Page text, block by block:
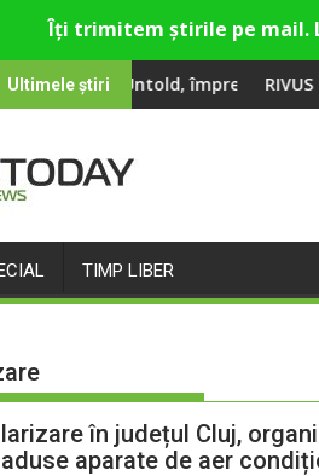
Ultimele știri
parteneri, în premieră la
cu Sting
RIVUS transformă fosta
TIMP LIBER
în județul Cluj,
aparate de aer